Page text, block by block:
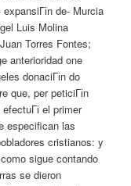
de- Murcia
Luis Molina
Torres Fontes;
anterioridad one
donaciГіn do
que, per peticiГіn
el primer
especifican las
cristianos: y
sigue contando
se dieron